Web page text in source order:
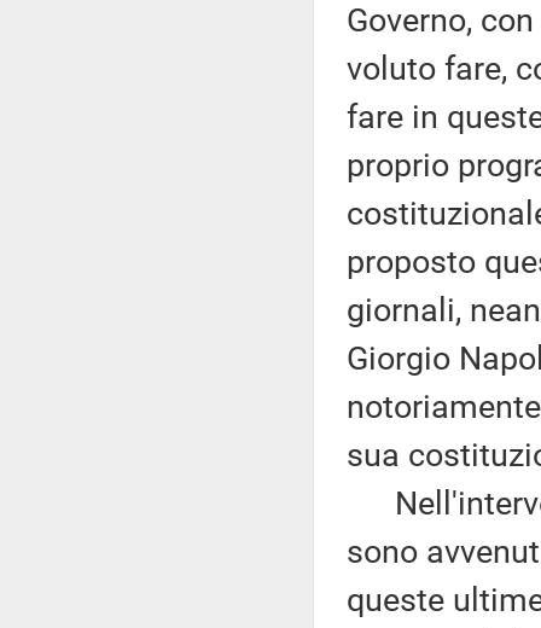
Governo,
voluto fare,
fare in
proprio
proposto
giornali,
Giorgio
sua
sono
queste